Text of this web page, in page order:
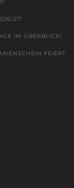
27!
IM ÜBERBLICK!
FEIERT